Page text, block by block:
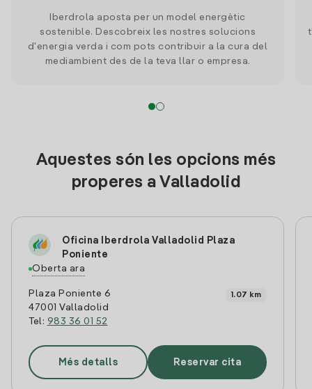
Iberdrola aposta per un model energètic
sostenible. Descobreix les nostres solucions
d'energia verda i com pots contribuir a la cura del
mediambient des de la teva llar o empresa.
Aquestes són les opcions més
properes a Valladolid
Oficina Iberdrola Valladolid Plaza
Poniente
Oberta ara
Plaza Poniente 6
47001 Valladolid
Tel: 983 36 01 52
1.07 km
Més detalls Reservar cita